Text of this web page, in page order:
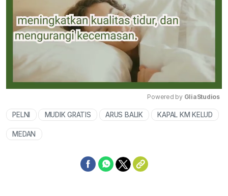
Mute
Powered by GliaStudios
PELNI MUDIK GRATIS ARUS BALIK KAPAL KM KELUD
MEDAN